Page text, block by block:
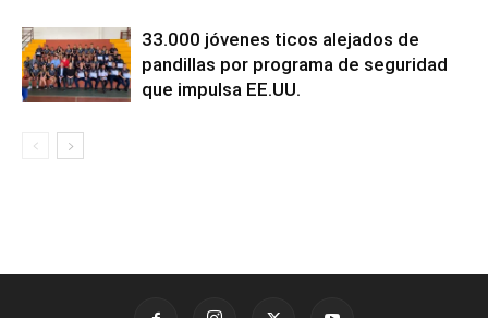
33.000 jóvenes ticos alejados de
pandillas por programa de seguridad
que impulsa EE.UU.